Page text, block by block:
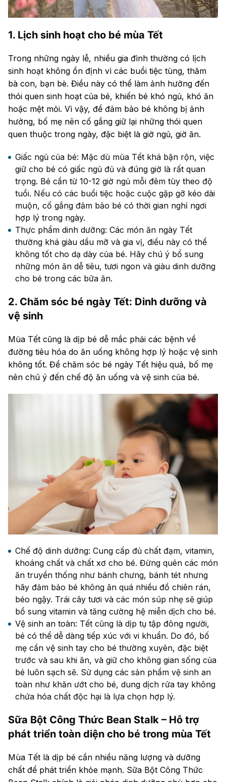
1. Lịch sinh hoạt cho bé mùa Tết
Trong những ngày lễ, nhiều gia đình thường có lịch
sinh hoạt không ổn định vì các buổi tiệc tùng, thăm
bà con, bạn bè. Điều này có thể làm ảnh hưởng đến
thói quen sinh hoạt của bé, khiến bé khó ngủ, khó ăn
hoặc mệt mỏi. Vì vậy, để đảm bảo bé không bị ảnh
hưởng, bố mẹ nên cố gắng giữ lại những thói quen
quen thuộc trong ngày, đặc biệt là giờ ngủ, giờ ăn.
Giấc ngủ của bé: Mặc dù mùa Tết khá bận rộn, việc
giữ cho bé có giấc ngủ đủ và đúng giờ là rất quan
trọng. Bé cần từ 10-12 giờ ngủ mỗi đêm tùy theo độ
tuổi. Nếu có các buổi tiệc hoặc cuộc gặp gỡ kéo dài
muộn, cố gắng đảm bảo bé có thời gian nghỉ ngơi
hợp lý trong ngày.
Thực phẩm dinh dưỡng: Các món ăn ngày Tết
thường khá giàu dầu mỡ và gia vị, điều này có thể
không tốt cho dạ dày của bé. Hãy chú ý bổ sung
những món ăn dễ tiêu, tươi ngon và giàu dinh dưỡng
cho bé trong các bữa ăn.
2. Chăm sóc bé ngày Tết: Dinh dưỡng và
vệ sinh
Mùa Tết cũng là dịp bé dễ mắc phải các bệnh về
đường tiêu hóa do ăn uống không hợp lý hoặc vệ sinh
không tốt. Để chăm sóc bé ngày Tết hiệu quả, bố mẹ
nên chú ý đến chế độ ăn uống và vệ sinh của bé.
Chế độ dinh dưỡng: Cung cấp đủ chất đạm, vitamin,
khoáng chất và chất xơ cho bé. Đừng quên các món
ăn truyền thống như bánh chưng, bánh tét nhưng
hãy đảm bảo bé không ăn quá nhiều đồ chiên rán,
béo ngậy. Trái cây tươi và các món súp nhẹ sẽ giúp
bổ sung vitamin và tăng cường hệ miễn dịch cho bé.
Vệ sinh an toàn: Tết cũng là dịp tụ tập đông người,
bé có thể dễ dàng tiếp xúc với vi khuẩn. Do đó, bố
mẹ cần vệ sinh tay cho bé thường xuyên, đặc biệt
trước và sau khi ăn, và giữ cho không gian sống của
bé luôn sạch sẽ. Sử dụng các sản phẩm vệ sinh an
toàn như khăn ướt cho bé, dung dịch rửa tay không
chứa hóa chất độc hại là lựa chọn hợp lý.
Sữa Bột Công Thức Bean Stalk – Hỗ trợ
phát triển toàn diện cho bé trong mùa Tết
Mùa Tết là dịp bé cần nhiều năng lượng và dưỡng
chất để phát triển khỏe mạnh. Sữa Bột Công Thức